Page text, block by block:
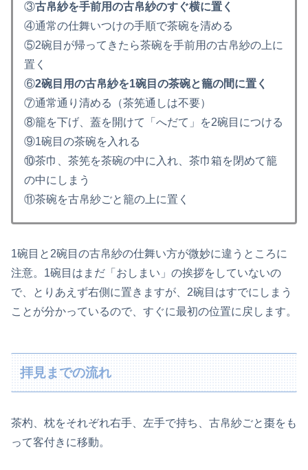
③古帛紗を手前用の古帛紗のすぐ横に置く
④通常の仕舞いつけの手順で茶碗を清める
⑤2碗目が帰ってきたら茶碗を手前用の古帛紗の上に
置く
⑥2碗目用の古帛紗を1碗目の茶碗と籠の間に置く
⑦通常通り清める（茶筅通しは不要）
⑧籠を下げ、蓋を開けて「へだて」を2碗目につける
⑨1碗目の茶碗を入れる
⑩茶巾、茶筅を茶碗の中に入れ、茶巾箱を閉めて籠
の中にしまう
⑪茶碗を古帛紗ごと籠の上に置く
1碗目と2碗目の古帛紗の仕舞い方が微妙に違うところに
注意。1碗目はまだ「おしまい」の挨拶をしていないの
で、とりあえず右側に置きますが、2碗目はすでにしまう
ことが分かっているので、すぐに最初の位置に戻します。
拝見までの流れ
茶杓、枕をそれぞれ右手、左手で持ち、古帛紗ごと棗をも
って客付きに移動。